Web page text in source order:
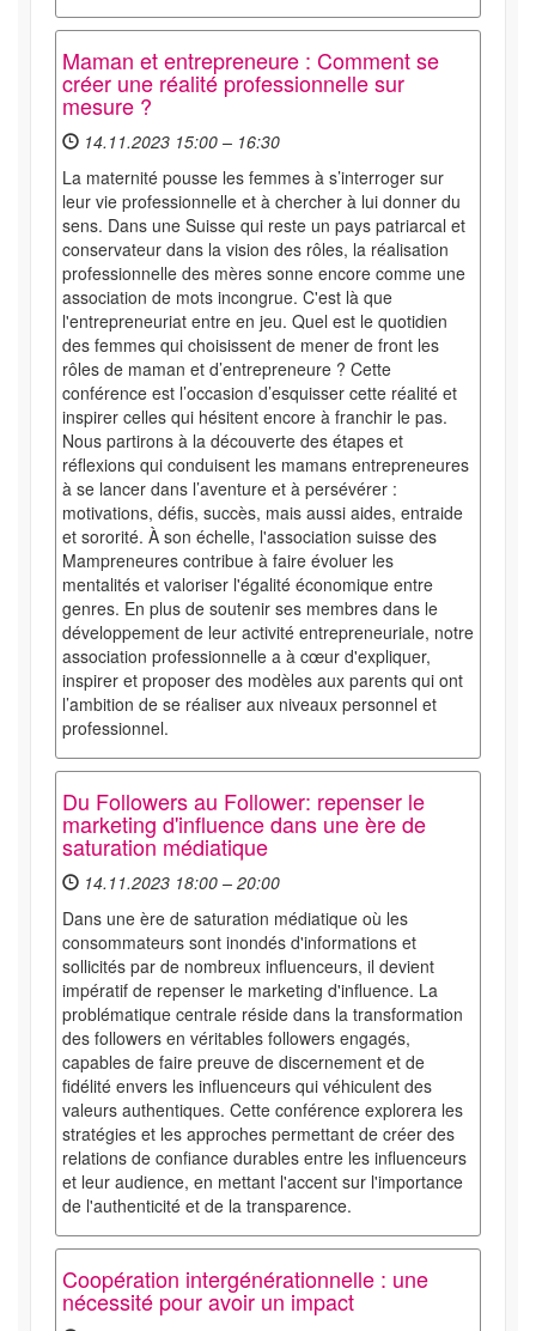
Maman et entrepreneure : Comment se
créer une réalité professionnelle sur
mesure ?
14.11.2023 15:00 – 16:30
La maternité pousse les femmes à s’interroger sur
leur vie professionnelle et à chercher à lui donner du
sens. Dans une Suisse qui reste un pays patriarcal et
conservateur dans la vision des rôles, la réalisation
professionnelle des mères sonne encore comme une
association de mots incongrue. C'est là que
l'entrepreneuriat entre en jeu. Quel est le quotidien
des femmes qui choisissent de mener de front les
rôles de maman et d’entrepreneure ? Cette
conférence est l’occasion d’esquisser cette réalité et
inspirer celles qui hésitent encore à franchir le pas.
Nous partirons à la découverte des étapes et
réflexions qui conduisent les mamans entrepreneures
à se lancer dans l’aventure et à persévérer :
motivations, défis, succès, mais aussi aides, entraide
et sororité. À son échelle, l'association suisse des
Mampreneures contribue à faire évoluer les
mentalités et valoriser l'égalité économique entre
genres. En plus de soutenir ses membres dans le
développement de leur activité entrepreneuriale, notre
association professionnelle a à cœur d'expliquer,
inspirer et proposer des modèles aux parents qui ont
l’ambition de se réaliser aux niveaux personnel et
professionnel.
Du Followers au Follower: repenser le
marketing d'influence dans une ère de
saturation médiatique
14.11.2023 18:00 – 20:00
Dans une ère de saturation médiatique où les
consommateurs sont inondés d'informations et
sollicités par de nombreux influenceurs, il devient
impératif de repenser le marketing d'influence. La
problématique centrale réside dans la transformation
des followers en véritables followers engagés,
capables de faire preuve de discernement et de
fidélité envers les influenceurs qui véhiculent des
valeurs authentiques. Cette conférence explorera les
stratégies et les approches permettant de créer des
relations de confiance durables entre les influenceurs
et leur audience, en mettant l'accent sur l'importance
de l'authenticité et de la transparence.
Coopération intergénérationnelle : une
nécessité pour avoir un impact